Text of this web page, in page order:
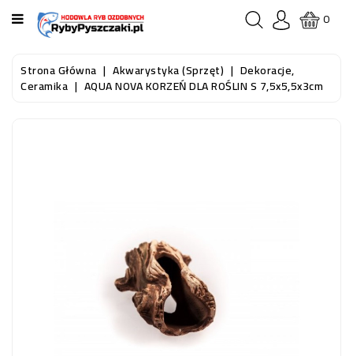
KATEGORIA
STRONA
GŁÓWNA
0
Strona Główna Akwarystyka (sprzęt) Dekoracje,
Ceramika AQUA NOVA KORZEŃ DLA ROŚLIN S 7,5x5,5x3cm